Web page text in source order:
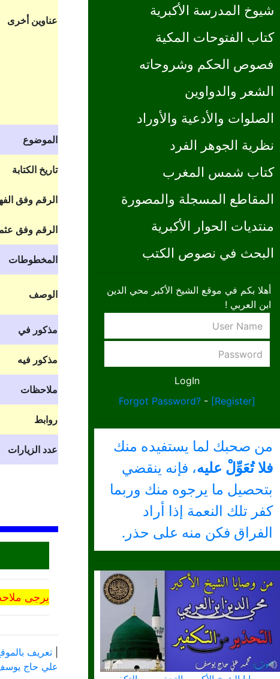
شيوخ المدرسة الأكبرية
كتاب الفتوحات المكية
فصوص الحكم وشروحاته
الشعر والدواوين
الصلوات والأدعية والأوراد
نظرية الجوهر الفرد
كتاب شمس المغرب
المقاطع المسجلة والمصورة
منتديات الحوار الأكبرية
البحث في نصوص الكتب
أهلا بكم في موقع الشيخ الأكبر محي الدين
ابن العربي !
Forgot Password? - [Register]
من صحبك لما يستفيده منك
فلا تُعَوِّلْ عليه، فإنه ينقضي
بتحصيل ما يرجوه منك وربما
كفر تلك النعمة إذا أراد
الفراق فكن منه على حذر.
عناوين أخرى
الموضوع
تاريخ الكتابة
الرقم وفق
الرقم وفق
المخطوطات
الوصف
مذكور في
مذكور فيه
ملاحظات
روابط
عدد الزيارات
يرجى
تعريف
علي حاج